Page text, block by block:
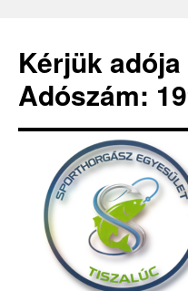
Kérjük
Adószám: